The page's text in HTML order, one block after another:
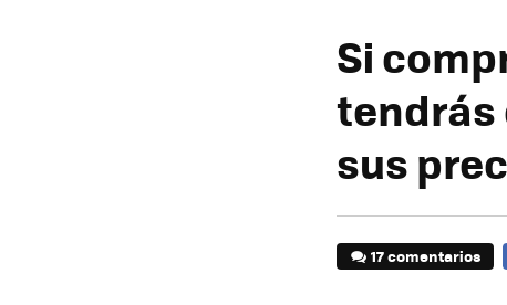
Si
tendrás
sus
17 comentarios